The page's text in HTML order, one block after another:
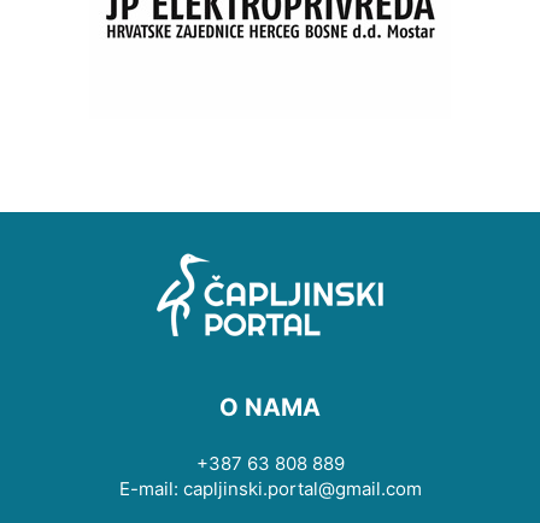
O NAMA
+387 63 808 889
E-mail: capljinski.portal@gmail.com